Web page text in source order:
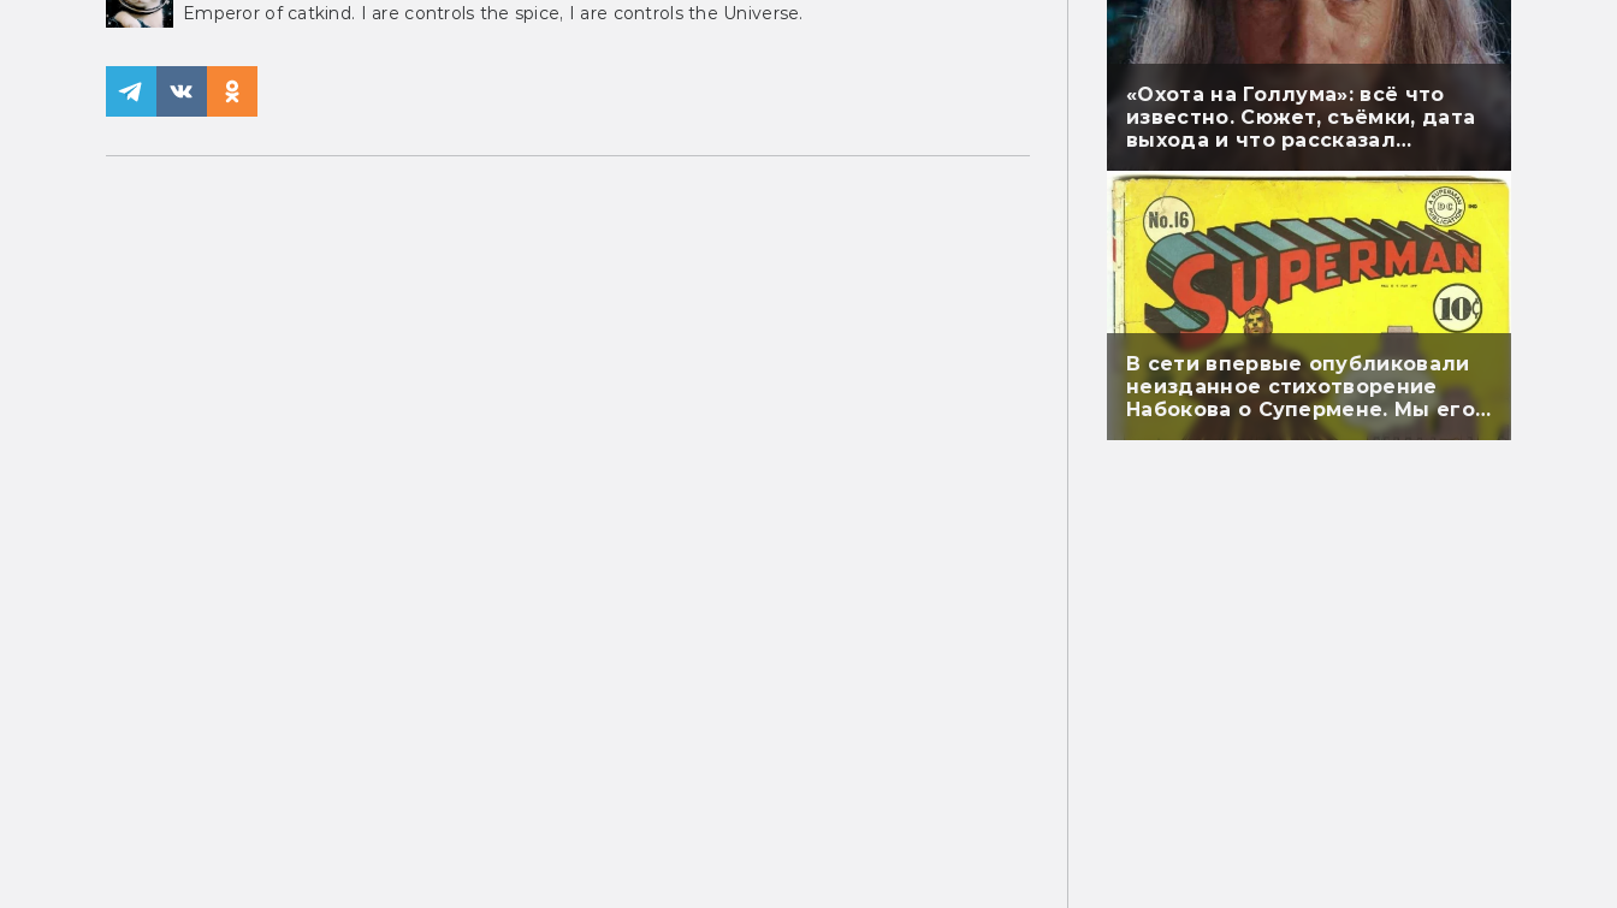
Emperor of catkind. I are controls the spice, I are controls the Universe.
«Охота на Голлума»: всё что
известно. Сюжет, съёмки, дата
выхода и что рассказал
В сети впервые опубликовали
неизданное стихотворение
Набокова о Супермене. Мы его
перевели